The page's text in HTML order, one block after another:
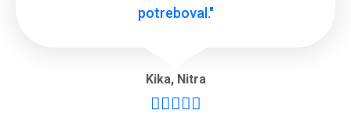
potreboval."
Kika, Nitra
